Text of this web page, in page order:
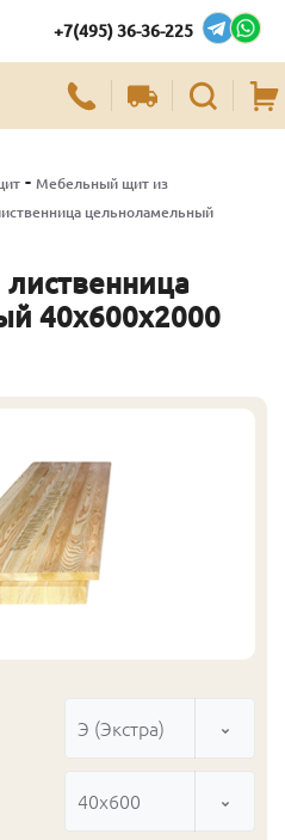
+7(495) 36-36-225
- Мебельный щит из
цельноламельный
40х600х2000
Э (Экстра)
40x600